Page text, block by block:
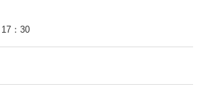
17：30